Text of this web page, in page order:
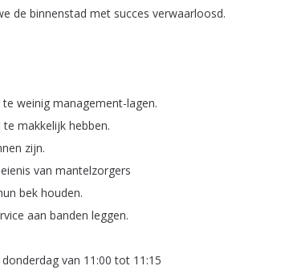
de binnenstad met succes verwaarloosd.
te weinig management-lagen.
te makkelijk hebben.
zijn.
van mantelzorgers
bek houden.
aan banden leggen.
donderdag van 11:00tot 11:15